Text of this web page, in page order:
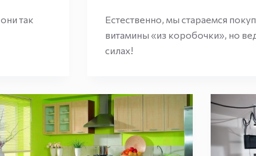
так
Естественно, мы стараемся
витамины «из коробочки», но
силах!